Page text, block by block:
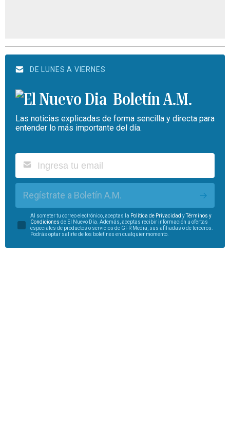
DE LUNES A VIERNES
Boletín A.M.
Las noticias explicadas de forma sencilla y directa para
entender lo más importante del día.
Regístrate a Boletín A.M.
Al someter tu correo electrónico, aceptas la Política de Privacidad yTérminos y
Condiciones de El Nuevo Día. Además, aceptas recibir información u ofertas
especiales de productos o servicios de GFR Media, sus afiliadas o de terceros.
Podrás optar salirte de los boletines en cualquier momento.